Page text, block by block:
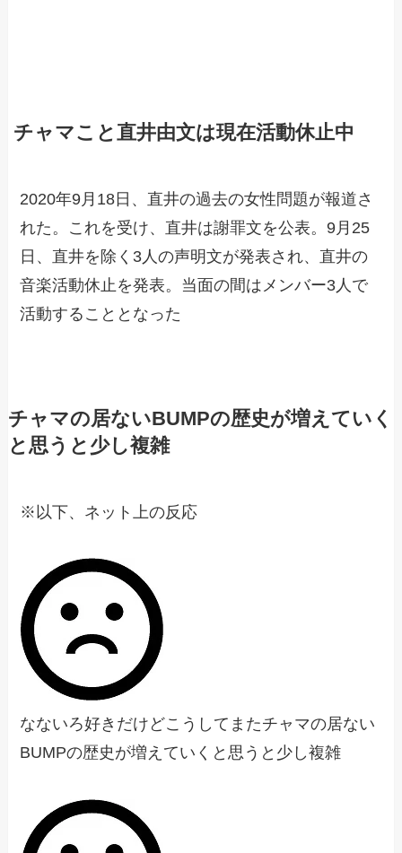
チャマこと直井由文は現在活動休止中
2020年9月18日、直井の過去の女性問題が報道さ
れた。これを受け、直井は謝罪文を公表。9月25
日、直井を除く3人の声明文が発表され、直井の
音楽活動休止を発表。当面の間はメンバー3人で
活動することとなった
チャマの居ないBUMPの歴史が増えていく
と思うと少し複雑
※以下、ネット上の反応
なないろ好きだけどこうしてまたチャマの居ない
BUMPの歴史が増えていくと思うと少し複雑